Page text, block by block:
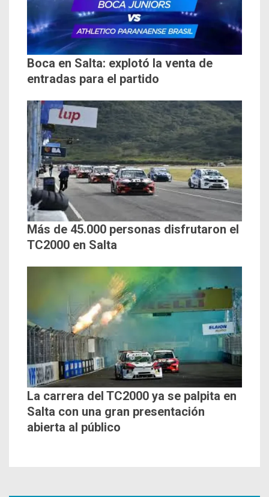
Boca en Salta: explotó la venta de
entradas para el partido
Más de 45.000 personas disfrutaron el
TC2000 en Salta
La carrera del TC2000 ya se palpita en
Salta con una gran presentación
abierta al público